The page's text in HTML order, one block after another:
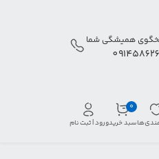
همیشگی شما
سبد خرید
0
ورود | ثبت نام